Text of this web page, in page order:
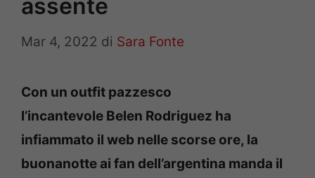
assente
Mar 4, 2022 di Sara Fonte
Con un outfit pazzesco
l’incantevole Belen Rodriguez ha
infiammato il web nelle scorse ore, la
buonanotte ai fan dell’argentina manda il